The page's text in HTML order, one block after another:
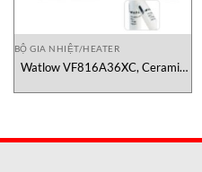
BỘ GIA NHIỆT/HEATER
Watlow VF816A36XC, Ceramic
Watlow, Watlow Vietnam